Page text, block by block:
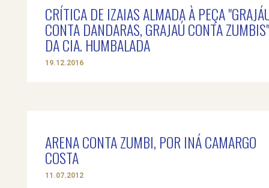
CRÍTICA DE IZAIAS ALMADA À PEÇA
CONTA DANDARAS, GRAJAÚ CONTA ZUMBIS"
DA CIA. HUMBALADA
19.12.2016
ARENA CONTA ZUMBI, POR INÁ CAMARGO
COSTA
11.07.2012